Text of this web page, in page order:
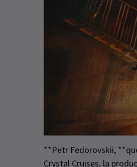
**Petr Fedorovskii,
Crystal Cruises, la